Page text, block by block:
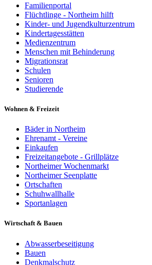
Familienportal
Flüchtlinge - Northeim hilft
Kinder- und Jugendkulturzentrum
Kindertagesstätten
Medienzentrum
Menschen mit Behinderung
Migrationsrat
Schulen
Senioren
Studierende
Wohnen & Freizeit
Bäder in Northeim
Ehrenamt - Vereine
Einkaufen
Freizeitangebote - Grillplätze
Northeimer Wochenmarkt
Northeimer Seenplatte
Ortschaften
Schuhwallhalle
Sportanlagen
Wirtschaft & Bauen
Abwasserbeseitigung
Bauen
Denkmalschutz